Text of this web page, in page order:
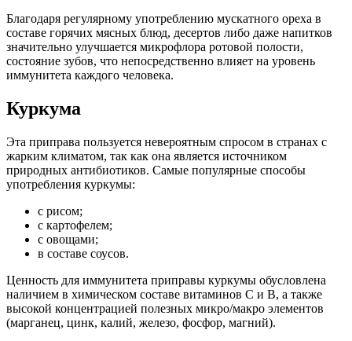
Благодаря регулярному употреблению мускатного ореха в
составе горячих мясных блюд, десертов либо даже напитков
значительно улучшается микрофлора ротовой полости,
состояние зубов, что непосредственно влияет на уровень
иммунитета каждого человека.
Куркума
Эта приправа пользуется невероятным спросом в странах с
жарким климатом, так как она является источником
природных антибиотиков. Самые популярные способы
употребления куркумы:
с рисом;
с картофелем;
с овощами;
в составе соусов.
Ценность для иммунитета приправы куркумы обусловлена
наличием в химическом составе витаминов С и В, а также
высокой концентрацией полезных микро/макро элементов
(марганец, цинк, калий, железо, фосфор, магний).